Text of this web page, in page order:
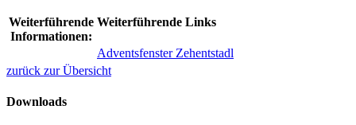
Weiterführende
Informationen:
Weiterführende Links
Adventsfenster Zehentstadl
zurück zur Übersicht
Downloads